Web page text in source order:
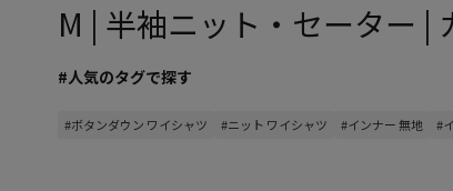
M | 半袖ニット・セーター |
#人気のタグで探す
#ボタンダウン ワイシャツ #ニット ワイシャツ #インナー 無地 #